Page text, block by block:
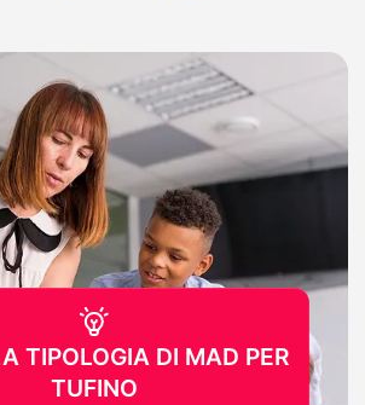
TIPOLOGIA DI MAD PER
TUFINO